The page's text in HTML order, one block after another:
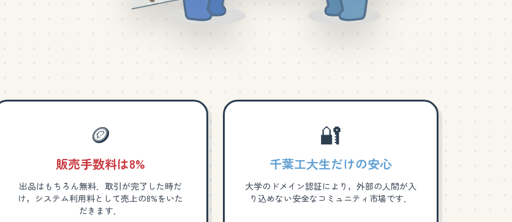
🪙
販売手数料は8%
出品はもちろん無料．取引が完了した時だ
け，システム利用料として売上の8%をいた
だきます．
🔐
千葉工大生だけの安心
大学のドメイン認証により，外部の人間が入
り込めない安全なコミュニティ市場です．